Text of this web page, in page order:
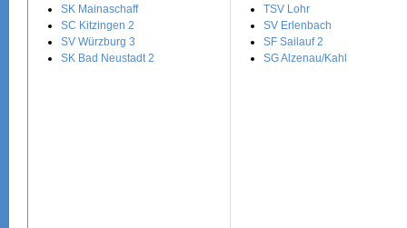
SK Mainaschaff
SC Kitzingen 2
SV Würzburg 3
SK Bad Neustadt 2
TSV Lohr
SV Erlenbach
SF Sailauf 2
SG Alzenau/Kahl